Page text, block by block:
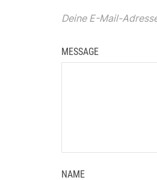
Deine E-Mail-
MESSAGE
NAME